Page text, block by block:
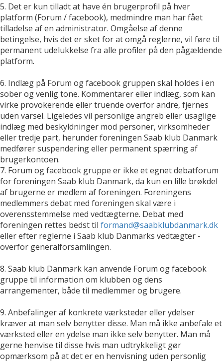
5. Det er kun tilladt at have én brugerprofil på hver
platform (Forum / facebook), medmindre man har fået
tilladelse af en administrator. Omgåelse af denne
betingelse, hvis det er sket for at omgå reglerne, vil føre til
permanent udelukkelse fra alle profiler på den pågældende
platform.
6. Indlæg på Forum og facebook gruppen skal holdes i en
sober og venlig tone. Kommentarer eller indlæg, som kan
virke provokerende eller truende overfor andre, fjernes
uden varsel. Ligeledes vil personlige angreb eller usaglige
indlæg med beskyldninger mod personer, virksomheder
eller tredje part, herunder foreningen Saab klub Danmark
medfører suspendering eller permanent spærring af
brugerkontoen.
7. Forum og facebook gruppe er ikke et egnet debatforum
for foreningen Saab klub Danmark, da kun en lille brøkdel
af brugerne er medlem af foreningen. Foreningens
medlemmers debat med foreningen skal være i
overensstemmelse med vedtægterne. Debat med
foreningen rettes bedst til formand@saabklubdanmark.dk
eller efter reglerne i Saab klub Danmarks vedtægter -
overfor generalforsamlingen.
8. Saab klub Danmark kan anvende Forum og facebook
gruppe til information om klubben og dens
arrangementer, både til medlemmer og brugere.
9. Anbefalinger af konkrete værksteder eller ydelser
kræver at man selv benytter disse. Man må ikke anbefale et
værksted eller en ydelse man ikke selv benytter. Man må
gerne henvise til disse hvis man udtrykkeligt gør
opmærksom på at det er en henvisning uden personlig